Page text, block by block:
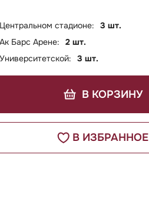
стадионе:
3 шт.
Барс Арене:
2 шт.
3 шт.
В КОРЗИНУ
В ИЗБРАННОЕ